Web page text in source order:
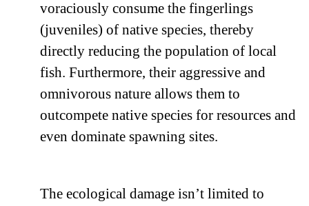
voraciously consume the fingerlings
(juveniles) of native species, thereby
directly reducing the population of local
fish. Furthermore, their aggressive and
omnivorous nature allows them to
outcompete native species for resources and
even dominate spawning sites.
The ecological damage isn’t limited to